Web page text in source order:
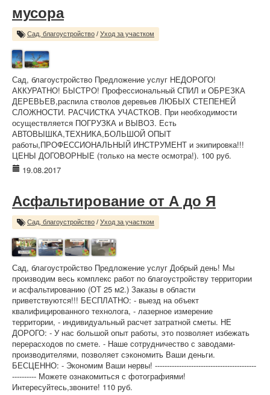
мусора
Сад, благоустройство / Уход за участком
Сад, благоустройство Предложение услуг НЕДОРОГО!
АККУРАТНО! БЫСТРО! Профессиональный СПИЛ и ОБРЕЗКА
ДЕРЕВЬЕВ,распила стволов деревьев ЛЮБЫХ СТЕПЕНЕЙ
СЛОЖНОСТИ. РАСЧИСТКА УЧАСТКОВ. При необходимости
осуществляется ПОГРУЗКА и ВЫВОЗ. Есть
АВТОВЫШКА,ТЕХНИКА,БОЛЬШОЙ ОПЫТ
работы,ПРОФЕССИОНАЛЬНЫЙ ИНСТРУМЕНТ и экипировка!!!
ЦЕНЫ ДОГОВОРНЫЕ (только на месте осмотра!). 100 руб.
19.08.2017
Асфальтирование от А до Я
Сад, благоустройство / Уход за участком
Сад, благоустройство Предложение услуг Добрый день! Мы
производим весь комплекс работ по благоустройству территории
и асфальтированию (ОТ 25 м2.) Заказы в области
приветствуются!!! БЕСПЛАТНО: - выезд на объект
квалифицированного технолога, - лазерное измерение
территории, - индивидуальный расчет затратной сметы. НЕ
ДОРОГО: - У нас большой опыт работы, это позволяет избежать
перерасходов по смете. - Наше сотрудничество с заводами-
производителями, позволяет сэкономить Ваши деньги.
БЕСЦЕННО: - Экономим Ваши нервы! ------------------------------------------
---------- Можете ознакомиться с фотографиями!
Интересуйтесь,звоните! 110 руб.